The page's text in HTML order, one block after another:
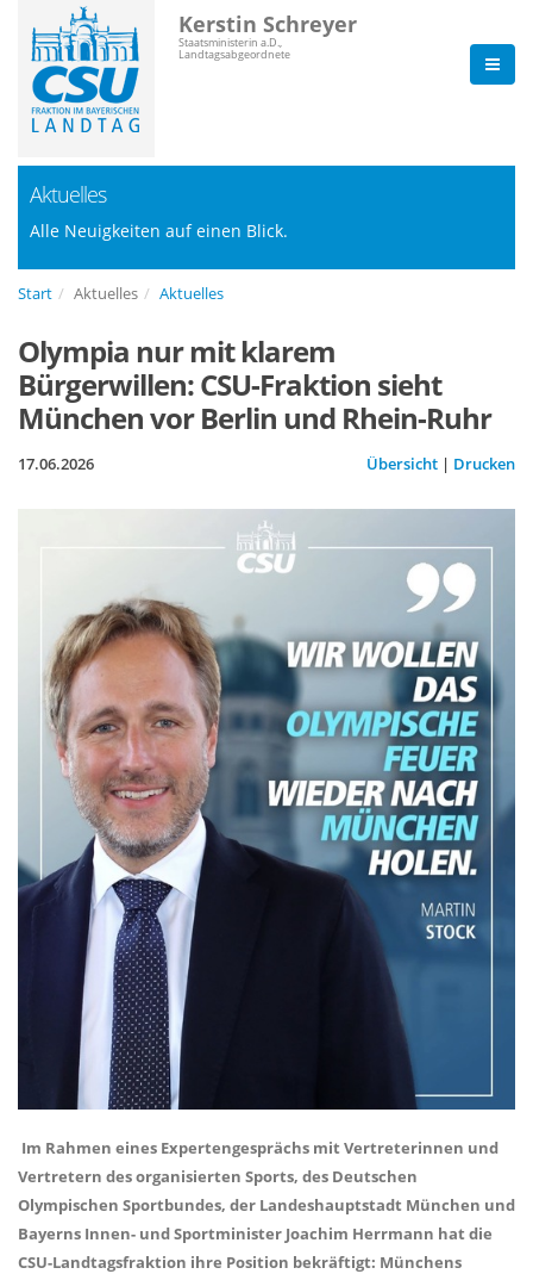
Kerstin Schreyer
Staatsministerin a.D.,
Landtagsabgeordnete
Aktuelles
Alle Neuigkeiten auf einen Blick.
Start Aktuelles Aktuelles
Olympia nur mit klarem
Bürgerwillen: CSU-Fraktion sieht
München vor Berlin und Rhein-Ruhr
17.06.2026 Übersicht | Drucken
Im Rahmen eines Expertengesprächs mit Vertreterinnen und
Vertretern des organisierten Sports, des Deutschen
Olympischen Sportbundes, der Landeshauptstadt München und
Bayerns Innen- und Sportminister Joachim Herrmann hat die
CSU-Landtagsfraktion ihre Position bekräftigt: Münchens